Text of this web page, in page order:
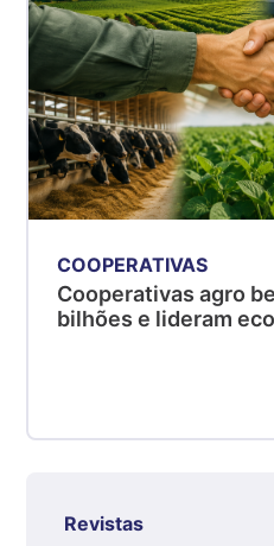
Suíno - Estadual
MG
R$ 5,05
kg
Suíno - Estadual
PR
R$ 4,53
Suíno - Estadual
SC
RS
Ovo Branco - Regional
COOPERATIVAS
Cooperativas agro
bilhões e lideram
Revistas